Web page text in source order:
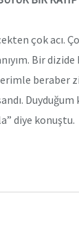
çok acı.
Bir
Duyduğum
diye konuştu.